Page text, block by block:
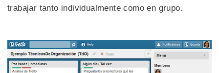
trabajar tanto individualmente como en grupo.